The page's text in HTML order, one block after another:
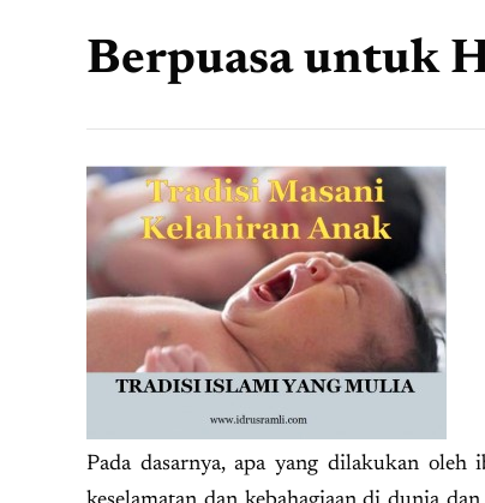
Berpuasa untuk
Pada dasarnya, apa yang dilakukan